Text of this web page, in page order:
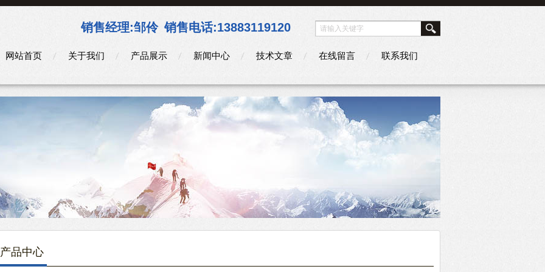
销售经理:邹伶 销售电话:13883119120
网站首页 关于我们 产品展示 新闻中心 技术文章 在线留言 联系我们
产品中心